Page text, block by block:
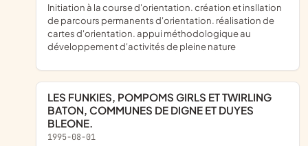
initiation à la course d'orientation. création et insllation
de parcours permanents d'orientation. réalisation de
cartes d'orientation. appui méthodologique au
développement d'activités de pleine nature
LES FUNKIES, POMPOMS GIRLS ET TWIRLING
BATON, COMMUNES DE DIGNE ET DUYES
BLEONE.
1995-08-01